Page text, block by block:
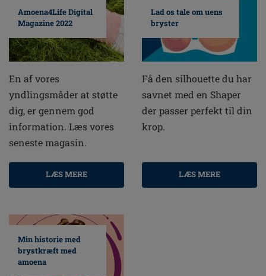
Amoena4Life Digital
Magazine 2022
En af vores
yndlingsmåder at støtte
dig, er gennem god
information. Læs vores
seneste magasin.
LÆS MERE
Lad os tale om uens
bryster
Få den silhouette du har
savnet med en Shaper
der passer perfekt til din
krop.
LÆS MERE
Min historie med
brystkræft med
amoena